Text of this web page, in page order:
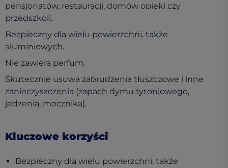
pensjonatów, restauracji, domów opieki czy
przedszkoli.
Bezpieczny dla wielu powierzchni, także
aluminiowych.
Nie zawiera perfum.
Skutecznie usuwa zabrudzenia tłuszczowe i inne
zanieczyszczenia (zapach dymu tytoniowego,
jedzenia, mocznika).
Kluczowe korzyści
Bezpieczny dla wielu powierzchni, także